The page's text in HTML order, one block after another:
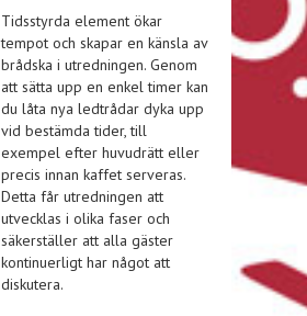
Tidsstyrda element ökar
tempot och skapar en känsla av
brådska i utredningen. Genom
att sätta upp en enkel timer kan
du låta nya ledtrådar dyka upp
vid bestämda tider, till
exempel efter huvudrätt eller
precis innan kaffet serveras.
Detta får utredningen att
utvecklas i olika faser och
säkerställer att alla gäster
kontinuerligt har något att
diskutera.